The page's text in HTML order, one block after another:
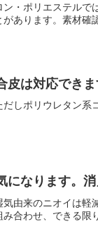
ン・ポリエステルで
があります。素材確
皮は対応でき
だしポリウレタン系
になります。
気由来のニオイは軽
み合わせ、できる限